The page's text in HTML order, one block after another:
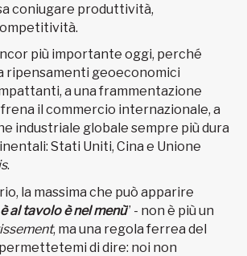
coniugare produttività,
più importante oggi, perché
ripensamenti geoeconomici
a una frammentazione
il commercio internazionale, a
industriale globale sempre più dura
Stati Uniti, Cina e Unione
.
la massima che può apparire
al tavolo è nel menù” - non è più un
, ma una regola ferrea del
di dire: noi non